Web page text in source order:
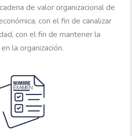
de valor organizacional de
con el fin de canalizar
con el fin de mantener la
la organización.